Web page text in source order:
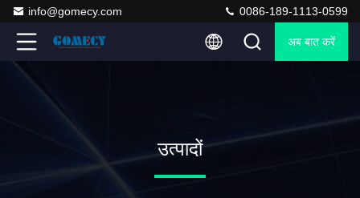
info@gomecy.com 0086-189-1113-0599
अब बात करें
उत्पादों